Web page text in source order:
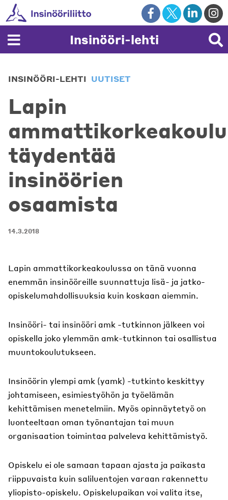
Skip
to
content
Insinööri-lehti
INSINÖÖRI-LEHTI UUTISET
Lapin
ammattikorkeakoulu
täydentää
insinöörien
osaamista
14.3.2018
Lapin ammattikorkeakoulussa on tänä vuonna
enemmän insinööreille suunnattuja lisä- ja jatko-
opiskelumahdollisuuksia kuin koskaan aiemmin.
Insinööri- tai insinööri amk -tutkinnon jälkeen voi
opiskella joko ylemmän amk-tutkinnon tai osallistua
muuntokoulutukseen.
Insinöörin ylempi amk (yamk) -tutkinto keskittyy
johtamiseen, esimiestyöhön ja työelämän
kehittämisen menetelmiin. Myös opinnäytetyö on
luonteeltaan oman työnantajan tai muun
organisaation toimintaa palveleva kehittämistyö.
Opiskelu ei ole samaan tapaan ajasta ja paikasta
riippuvaista kuin saliluentojen varaan rakennettu
yliopisto-opiskelu. Opiskelupaikan voi valita itse,